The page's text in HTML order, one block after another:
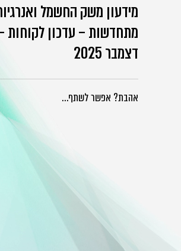
מידעון משק החשמל
מתחדשות – עדכון לקוחות
דצמבר 2025
אהבת? אפשר לשתף…